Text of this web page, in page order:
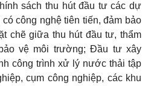
sách thu hút đầu tư các dự
công nghệ tiên tiến, đảm bảo
chẽ giữa thu hút đầu tư, thẩm
vệ môi trường; Đầu tư xây
công trình xử lý nước thải tập
cụm công nghiệp, các khu